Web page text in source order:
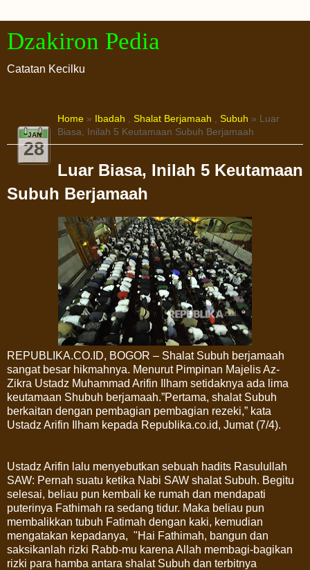
Dzakiron Pedia
Catatan Kecilku
JAN
28
Home » Ibadah , Shalat Berjamaah , Subuh » Luar
Biasa, Inilah 5 Keutamaan Subuh Berjamaah
Luar Biasa, Inilah 5 Keutamaan
Subuh Berjamaah
REPUBLIKA.CO.ID, BOGOR – Shalat Subuh berjamaah
sangat besar hikmahnya. Menurut Pimpinan Majelis Az-
Zikra Ustadz Muhammad Arifin Ilham setidaknya ada lima
keutamaan Shubuh berjamaah.”Pertama, shalat Subuh
berkaitan dengan pembagian pembagian rezeki,” kata
Ustadz Arifin Ilham kepada Republika.co.id, Jumat (7/4).
Ustadz Arifin lalu menyebutkan sebuah hadits Rasulullah
SAW: Pernah suatu ketika Nabi SAW shalat Subuh. Begitu
selesai, beliau pun kembali ke rumah dan mendapati
puterinya Fathimah ra sedang tidur. Maka beliau pun
membalikkan tubuh Fatimah dengan kaki, kemudian
mengatakan kepadanya, "Hai Fathimah, bangun dan
saksikanlah rizki Rabb-mu karena Allah membagi-bagikan
rizki para hamba antara shalat Subuh dan terbitnya